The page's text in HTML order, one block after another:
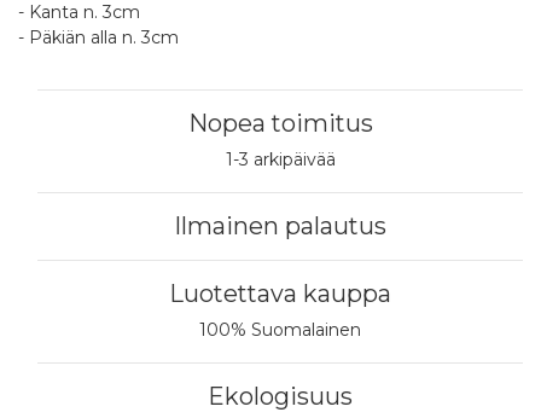
- Kanta n. 3cm
- Päkiän alla n. 3cm
Nopea toimitus
1-3 arkipäivää
Ilmainen palautus
Luotettava kauppa
100% Suomalainen
Ekologisuus